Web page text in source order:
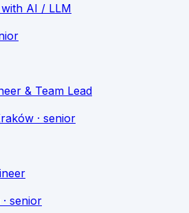
AI / LLM
& Team Lead
· senior
· senior